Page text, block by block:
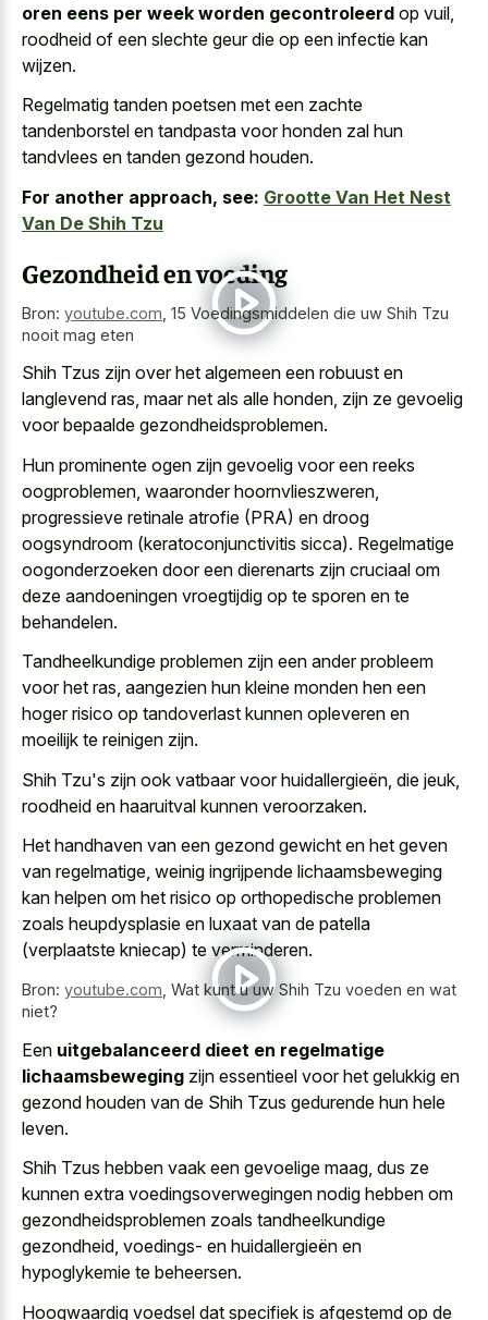
oren eens per week worden gecontroleerd op vuil,
roodheid of een slechte geur die op een infectie kan
wijzen.
Regelmatig tanden poetsen met een zachte
tandenborstel en tandpasta voor honden zal hun
tandvlees en tanden gezond houden.
For another approach, see: Grootte Van Het Nest
Van De Shih Tzu
Gezondheid en voeding
Bron: youtube.com 15 Voedingsmiddelen die uw Shih Tzu
nooit mag eten
Shih Tzus zijn over het algemeen een robuust en
langlevend ras, maar net als alle honden, zijn ze gevoelig
voor bepaalde gezondheidsproblemen.
Hun prominente ogen zijn gevoelig voor een reeks
oogproblemen, waaronder hoornvlieszweren,
progressieve retinale atrofie (PRA) en droog
oogsyndroom (keratoconjunctivitis sicca). Regelmatige
oogonderzoeken door een dierenarts zijn cruciaal om
deze aandoeningen vroegtijdig op te sporen en te
behandelen.
Tandheelkundige problemen zijn een ander probleem
voor het ras, aangezien hun kleine monden hen een
hoger risico op tandoverlast kunnen opleveren en
moeilijk te reinigen zijn.
Shih Tzu's zijn ook vatbaar voor huidallergieën, die jeuk,
roodheid en haaruitval kunnen veroorzaken.
Het handhaven van een gezond gewicht en het geven
van regelmatige, weinig ingrijpende lichaamsbeweging
kan helpen om het risico op orthopedische problemen
zoals heupdysplasie en luxaat van de patella
(verplaatste kniecap) te verminderen.
Bron: youtube.com Wat kunt u uw Shih Tzu voeden en wat
niet?
Een uitgebalanceerd dieet en regelmatige
lichaamsbeweging zijn essentieel voor het gelukkig en
gezond houden van de Shih Tzus gedurende hun hele
leven.
Shih Tzus hebben vaak een gevoelige maag, dus ze
kunnen extra voedingsoverwegingen nodig hebben om
gezondheidsproblemen zoals tandheelkundige
gezondheid, voedings- en huidallergieën en
hypoglykemie te beheersen.
Hoogwaardig voedsel dat specifiek is afgestemd op de